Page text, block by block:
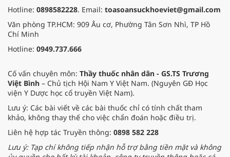
Hotline: 0898582228. Email: toasoansuckhoeviet@gmail.com
Văn phòng TP.HCM: 909 Âu cơ, Phường Tân Sơn Nhì, TP Hồ
Chí Minh
Hotline: 0949.737.666
Cố vấn chuyên môn: Thầy thuốc nhân dân - GS.TS Trương
Việt Bình – Chủ tịch Hội Nam Y Việt Nam. (Nguyên GĐ Học
viện Y Dược học cổ truyền Việt Nam).
Lưu ý: Các bài viết về các bài thuốc chỉ có tính chất tham
khảo, không thay thế cho việc chẩn đoán hoặc điều trị.
Liên hệ hợp tác Truyền thông: 0898 582 228
Lưu ý: Tạp chí không tiếp nhận hỗ trợ bằng tiền mặt và không